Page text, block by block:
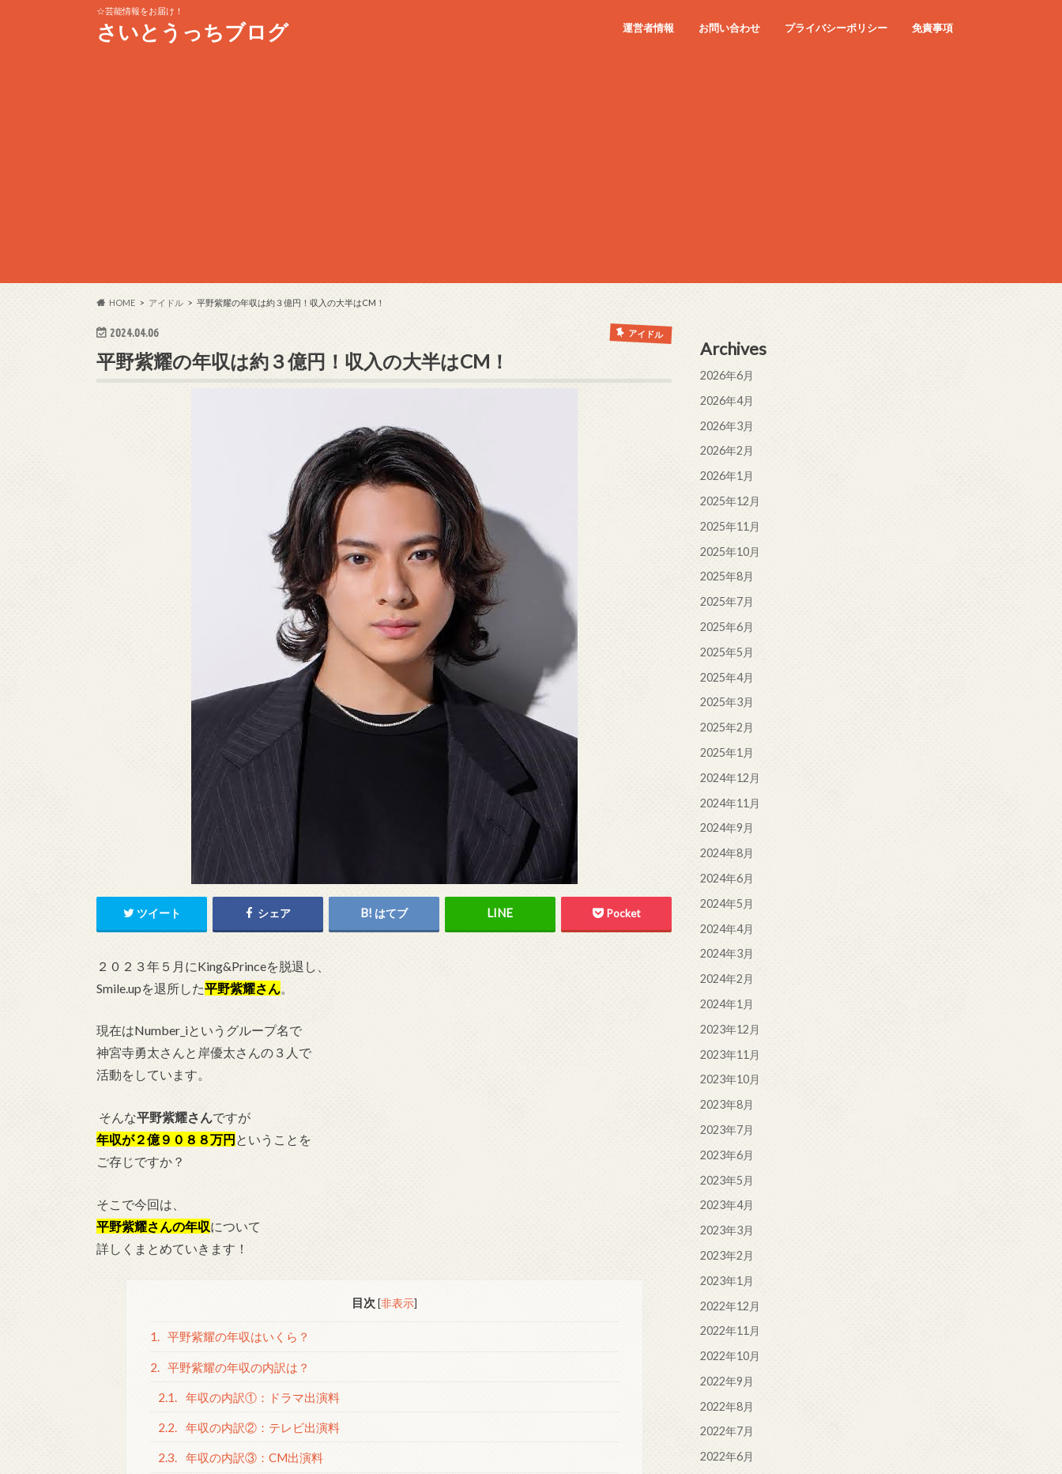
☆芸能情報をお届け！
さいとうっちブログ 運営者情報 お問い合わせ プライバシーポリシー 免責事項
HOME アイドル 平野紫耀の年収は約３億円！収入の大半はCM！
2024.04.06 アイドル
平野紫耀の年収は約３億円！収入の大半はCM！
ツイート シェア はてブ Pocket
２０２３年５月にKing&Princeを脱退し、
Smile.upを退所した平野紫耀さん
現在はNumber_iというグループ名で
神宮寺勇太さんと岸優太さんの３人で
活動をしています。
そんな平野紫耀さんですが
年収が２億９０８８万円ということを
ご存じですか？
そこで今回は、
平野紫耀さんの年収について
詳しくまとめていきます！
目次 [非表示]
1. 平野紫耀の年収はいくら？
2. 平野紫耀の年収の内訳は？
2.1. 年収の内訳①：ドラマ出演料
2.2. 年収の内訳②：テレビ出演料
2.3. 年収の内訳③：CM出演料
Archives
2026年6月
2026年4月
2026年3月
2026年2月
2026年1月
2025年12月
2025年11月
2025年10月
2025年8月
2025年7月
2025年6月
2025年5月
2025年4月
2025年3月
2025年2月
2025年1月
2024年12月
2024年11月
2024年9月
2024年8月
2024年6月
2024年5月
2024年4月
2024年3月
2024年2月
2024年1月
2023年12月
2023年11月
2023年10月
2023年8月
2023年7月
2023年6月
2023年5月
2023年4月
2023年3月
2023年2月
2023年1月
2022年12月
2022年11月
2022年10月
2022年9月
2022年8月
2022年7月
2022年6月